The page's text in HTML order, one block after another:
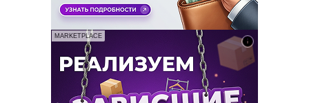
MARKETPLACE